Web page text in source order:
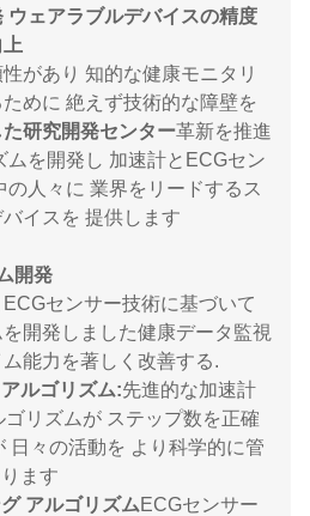
ウェアラブルデバイスの精度
があり 知的な健康モニタリ
めに 絶えず技術的な障壁を
研究開発センター革新を推進
ムを開発し 加速計とECGセン
人々に 業界をリードするス
イスを 提供します
開発
センサー技術に基づいて
開発しました健康データ監視
能力を著しく改善する.
ルゴリズム:先進的な加速計
リズムが ステップ数を正確
日々の活動を より科学的に管
ます
アルゴリズムECGセンサー